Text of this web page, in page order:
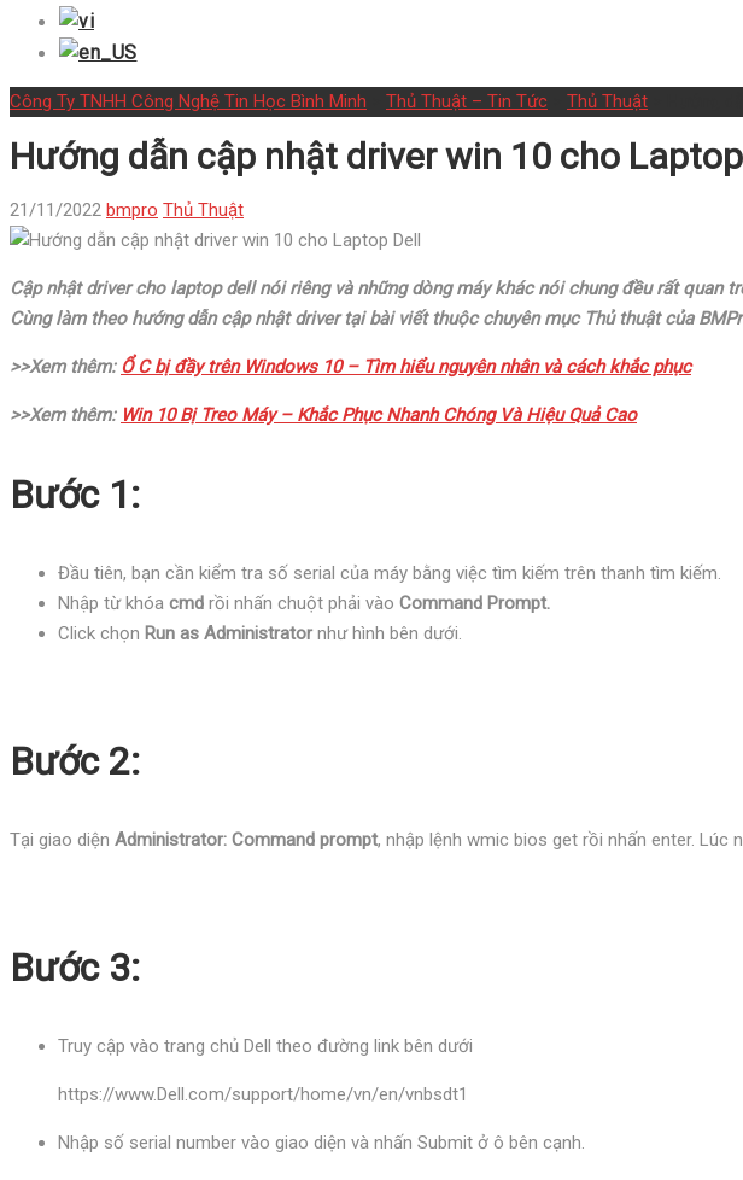
Công Ty TNHH Công Nghệ Tin Học Bình Minh Thủ Thuật – Tin Tức Thủ Thuật
Hướng dẫn cập nhật driver win 10 cho Laptop
21/11/2022 bmpro Thủ Thuật
Cập nhật driver cho laptop dell nói riêng và những dòng máy khác nói chung đều rất
Cùng làm theo hướng dẫn cập nhật driver tại bài viết thuộc chuyên mục Thủ thuật của
>>Xem thêm: Ổ C bị đầy trên Windows 10 – Tìm hiểu nguyên nhân và cách khắc phục
>>Xem thêm: Win 10 Bị Treo Máy – Khắc Phục Nhanh Chóng Và Hiệu Quả Cao
Bước 1:
Đầu tiên, bạn cần kiểm tra số serial của máy bằng việc tìm kiếm trên thanh tìm kiếm.
Nhập từ khóa cmd rồi nhấn chuột phải vào Command Prompt.
Click chọn Run as Administratornhư hình bên dưới.
Bước 2:
Tại giao diện Administrator: Command prompt, nhập lệnh wmic bios get rồi nhấn enter. Lúc
Bước 3:
Truy cập vào trang chủ Dell theo đường link bên dưới
https://www.Dell.com/support/home/vn/en/vnbsdt1
Nhập số serial number vào giao diện và nhấn Submit ở ô bên cạnh.